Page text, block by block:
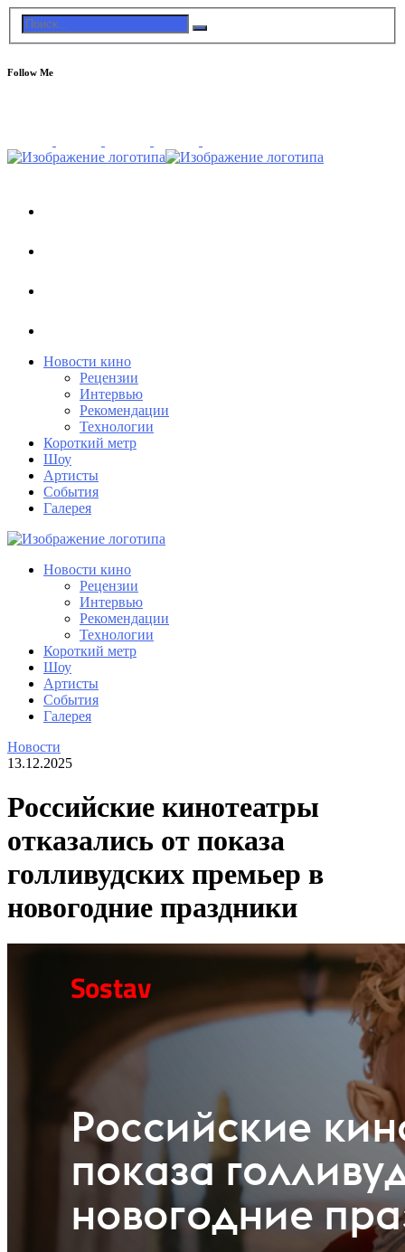
Follow Me
Новости кино
Рецензии
Интервью
Рекомендации
Технологии
Короткий метр
Шоу
Артисты
События
Галерея
Новости кино
Рецензии
Интервью
Рекомендации
Технологии
Короткий метр
Шоу
Артисты
События
Галерея
Новости
13.12.2025
Российские кинотеатры
отказались от показа
голливудских премьер в
новогодние праздники